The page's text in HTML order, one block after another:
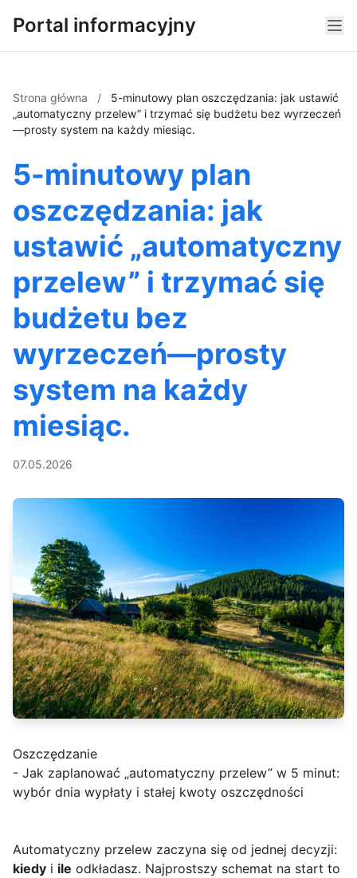
Portal informacyjny
Strona główna /
5-minutowy plan oszczędzania: jak ustawić
„automatyczny przelew” i trzymać się budżetu bez wyrzeczeń
—prosty system na każdy miesiąc.
5-minutowy plan
oszczędzania: jak
ustawić „automatyczny
przelew” i trzymać się
budżetu bez
wyrzeczeń—prosty
system na każdy
miesiąc.
07.05.2026
Oszczędzanie
- Jak zaplanować „automatyczny przelew” w 5 minut:
wybór dnia wypłaty i stałej kwoty oszczędności
Automatyczny przelew zaczyna się od jednej decyzji:
kiedy i ile odkładasz. Najprostszy schemat na start to